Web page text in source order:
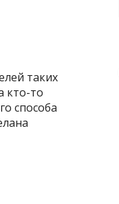
таких
кто-то
способа